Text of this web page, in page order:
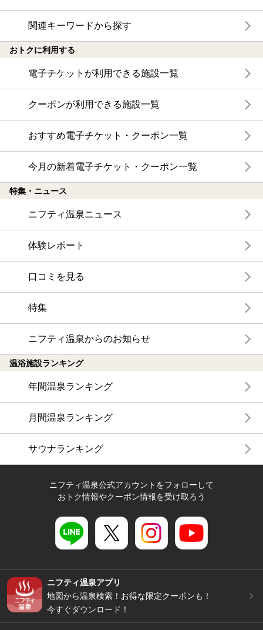
関連キーワードから探す
おトクに利用する
電子チケットが利用できる施設一覧
クーポンが利用できる施設一覧
おすすめ電子チケット・クーポン一覧
今月の新着電子チケット・クーポン一覧
特集・ニュース
ニフティ温泉ニュース
体験レポート
口コミを見る
特集
ニフティ温泉からのお知らせ
温浴施設ランキング
年間温泉ランキング
月間温泉ランキング
サウナランキング
ニフティ温泉公式アカウントをフォローして
おトク情報やクーポン情報を受け取ろう
ニフティ温泉アプリ
地図から温泉検索！お得な限定クーポンも！
今すぐダウンロード！